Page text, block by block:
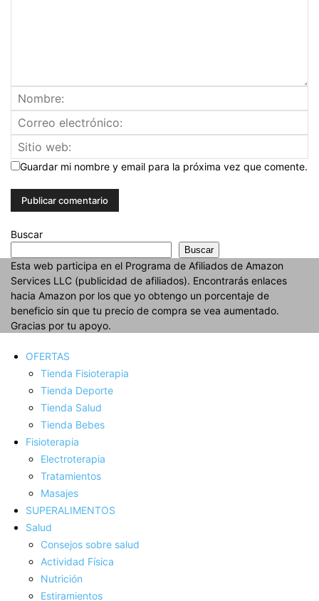
Guardar mi nombre y email para la próxima vez que comente.
Buscar
Buscar
Esta web participa en el Programa de Afiliados de Amazon
Services LLC (publicidad de afiliados). Encontrarás enlaces
hacia Amazon por los que yo obtengo un porcentaje de
beneficio sin que tu precio de compra se vea aumentado.
Gracias por tu apoyo.
OFERTAS
Tienda Fisioterapia
Tienda Deporte
Tienda Salud
Tienda Bebes
Fisioterapia
Electroterapia
Tratamientos
Masajes
SUPERALIMENTOS
Salud
Consejos sobre salud
Actividad Fí­sica
Nutrición
Estiramientos